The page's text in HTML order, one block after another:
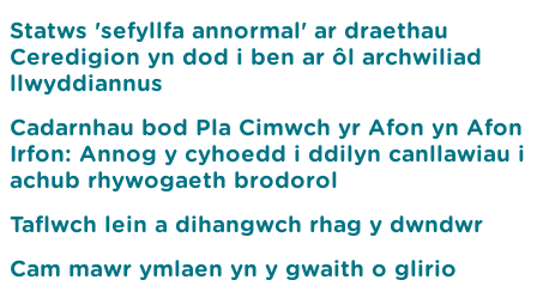
Statws 'sefyllfa annormal' ar draethau
Ceredigion yn dod i ben ar ôl archwiliad
llwyddiannus
Cadarnhau bod Pla Cimwch yr Afon yn Afon
Irfon: Annog y cyhoedd i ddilyn canllawiau i
achub rhywogaeth brodorol
Taflwch lein a dihangwch rhag y dwndwr
Cam mawr ymlaen yn y gwaith o glirio